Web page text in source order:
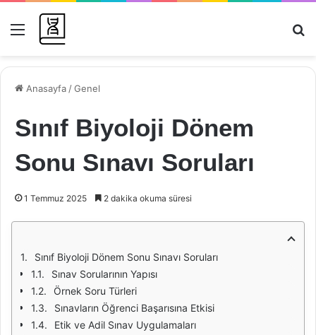
Menü
Anasayfa /Genel
Sınıf Biyoloji Dönem
Sonu Sınavı Soruları
1 Temmuz 2025 2 dakika okuma süresi
Sınıf Biyoloji Dönem Sonu Sınavı Soruları
Sınav Sorularının Yapısı
Örnek Soru Türleri
Sınavların Öğrenci Başarısına Etkisi
Etik ve Adil Sınav Uygulamaları